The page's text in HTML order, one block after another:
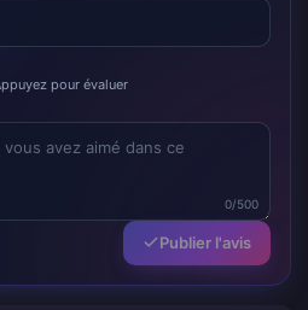
pour évaluer
0/500
Publier l'avis